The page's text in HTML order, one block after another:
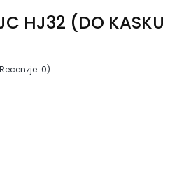
HJ32 (DO KASKU
0)